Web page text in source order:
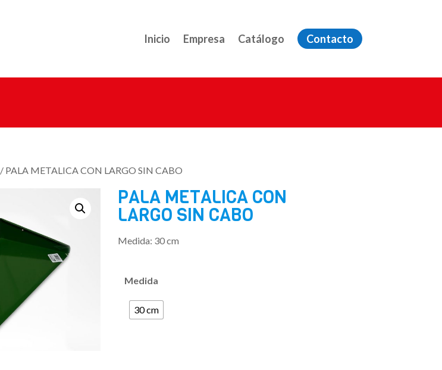
Inicio Empresa Catálogo Contacto
/ PALA METALICA CON LARGO SIN CABO
PALA METALICA CON
LARGO SIN CABO
Medida: 30 cm
Medida
30 cm